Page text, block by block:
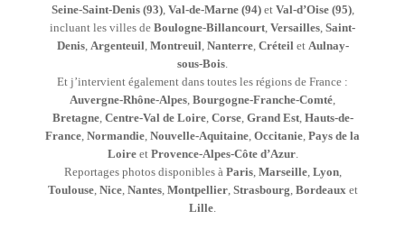
Seine-Saint-Denis (93), Val-de-Marne (94)et Val-d’Oise (95),
incluant les villes de Boulogne-Billancourt Versailles Saint-
Denis, Argenteuil Montreuil Nanterre, Créteil et Aulnay-
sous-Bois
Et j’intervient également dans toutes les régions de France :
Auvergne-Rhône-Alpes Bourgogne-Franche-Comté
Bretagne, Centre-Val de Loire, Corse, Grand Est, Hauts-de-
France Normandie Nouvelle-Aquitaine Occitanie Pays de la
Loireet Provence-Alpes-Côte d’Azur.
Reportages photos disponibles à Paris, Marseille, Lyon,
Toulouse, Nice, Nantes, Montpellier, Strasbourg Bordeaux et
Lille